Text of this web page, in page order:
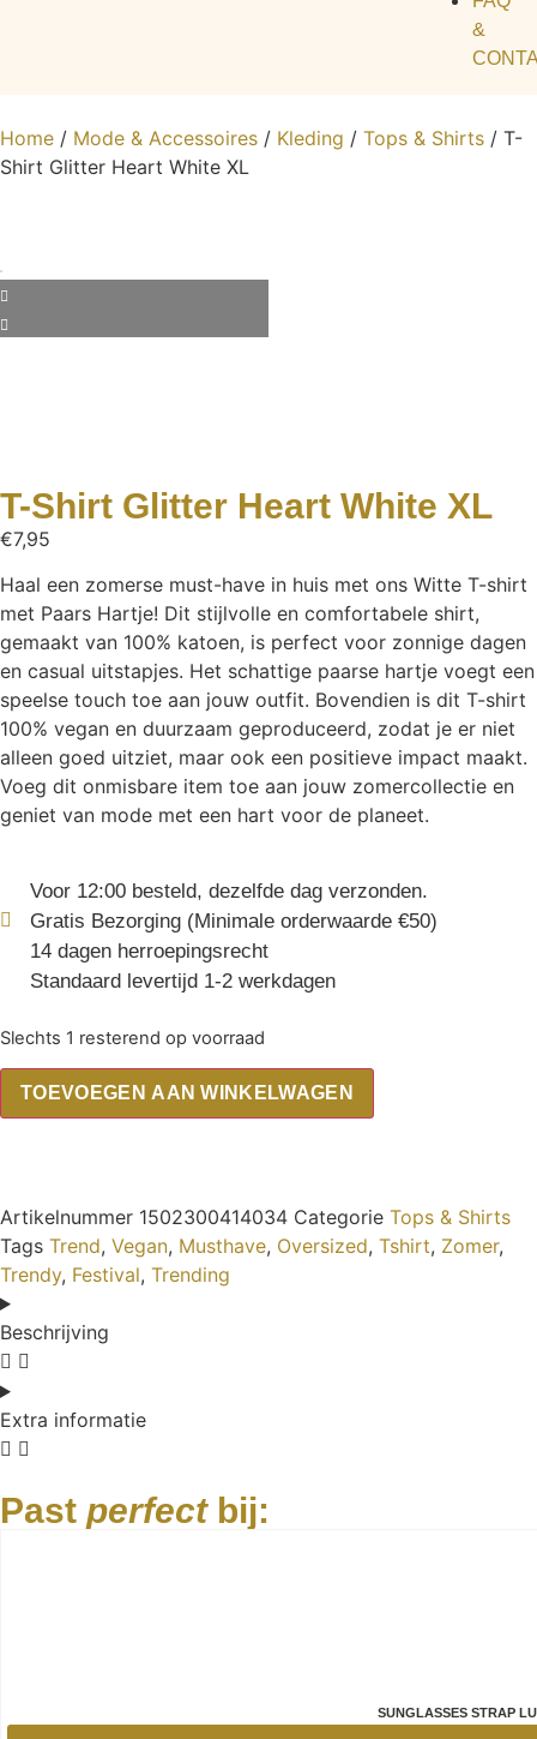
&
Home / Mode & Accessoires / Kleding / Tops & Shirts / T-
Shirt Glitter Heart White XL
T-Shirt Glitter Heart White XL
€7,95
Haal een zomerse must-have in huis met ons Witte T-shirt
met Paars Hartje! Dit stijlvolle en comfortabele shirt,
gemaakt van 100% katoen, is perfect voor zonnige dagen
en casual uitstapjes. Het schattige paarse hartje voegt een
speelse touch toe aan jouw outfit. Bovendien is dit T-shirt
100% vegan en duurzaam geproduceerd, zodat je er niet
alleen goed uitziet, maar ook een positieve impact maakt.
Voeg dit onmisbare item toe aan jouw zomercollectie en
geniet van mode met een hart voor de planeet.
Voor 12:00 besteld, dezelfde dag verzonden.
Gratis Bezorging (Minimale orderwaarde €50)
14 dagen herroepingsrecht
Standaard levertijd 1-2 werkdagen
Slechts 1 resterend op voorraad
TOEVOEGEN AAN WINKELWAGEN
Artikelnummer 1502300414034 Categorie Tops & Shirts
Tags Trend, Vegan, Musthave, Oversized, Tshirt, Zomer,
Trendy, Festival, Trending
Beschrijving
Extra informatie
Past perfectbij:
SUNGLASSES STRAP